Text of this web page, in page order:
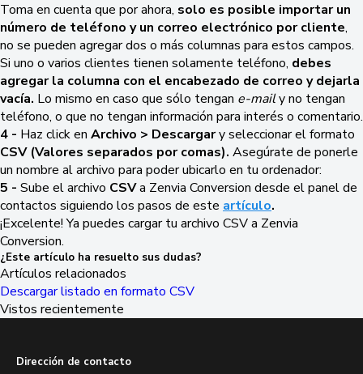
Toma en cuenta que por ahora, solo es posible importar un
número de teléfono y un correo electrónico por cliente,
no se pueden agregar dos o más columnas para estos campos.
Si uno o varios clientes tienen solamente teléfono, debes
agregar la columna con el encabezado de correo y dejarla
vacía. Lo mismo en caso que sólo tengan e-maily no tengan
teléfono, o que no tengan información para interés o comentario.
4 - Haz click en Archivo > Descargary seleccionar el formato
CSV (Valores separados por comas). Asegúrate de ponerle
un nombre al archivo para poder ubicarlo en tu ordenador:
5 - Sube el archivo CSVa Zenvia Conversion desde el panel de
contactos siguiendo los pasos de este artículo.
¡Excelente! Ya puedes cargar tu archivo CSV a Zenvia
Conversion.
¿Este artículo ha resuelto sus dudas?
Artículos relacionados
Descargar listado en formato CSV
Vistos recientemente
Dirección de contacto